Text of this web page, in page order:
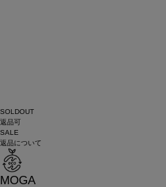
SOLDOUT
返品可
SALE
返品について
MOGA